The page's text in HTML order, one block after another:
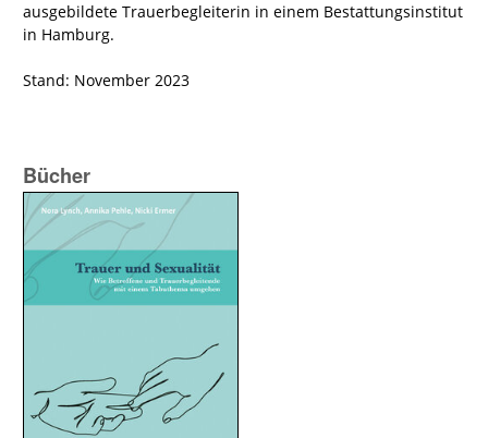
ausgebildete Trauerbegleiterin in einem Bestattungsinstitut
in Hamburg.
Stand: November 2023
Bücher